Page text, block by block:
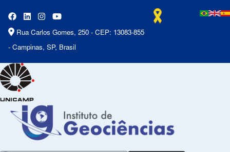
Rua Carlos Gomes, 250 - CEP: 13083-855
- Campinas, SP, Brasil